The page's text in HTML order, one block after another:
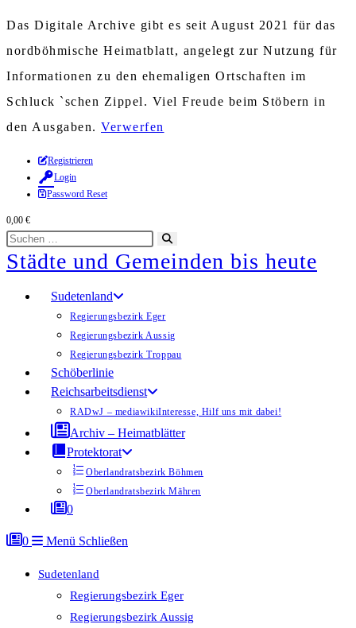
Das Digitale Archive gibt es seit August 2021 für das
nordböhmische Heimatblatt, angelegt zur Nutzung für
Informationen zu den ehemaligen Ortschaften im
Schluck `schen Zippel. Viel Freude beim Stöbern in
den Ausgaben. Verwerfen
Zum
Inhalt
springen
Registrieren
Login
Password Reset
0,00 €
Diese
Website
durchsuchen
starten
Städte und Gemeinden bis heute
Sudetenland
Regierungsbezirk Eger
Regierungsbezirk Aussig
Regierungsbezirk Troppau
Schöberlinie
Reichsarbeitsdienst
RADwJ – mediawikiInteresse, Hilf uns mit dabei!
Archiv – Heimatblätter
Protektorat
Oberlandratsbezirk Böhmen
Oberlandratsbezirk Mähren
0
0 Menü Schließen
Sudetenland
Regierungsbezirk Eger
Regierungsbezirk Aussig